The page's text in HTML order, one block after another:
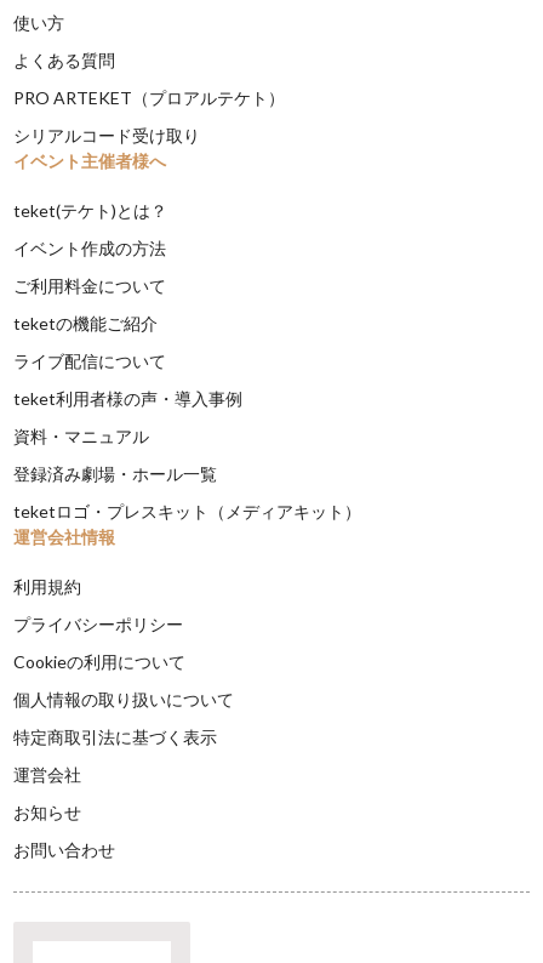
使い方
よくある質問
PRO ARTEKET（プロアルテケト）
シリアルコード受け取り
イベント主催者様へ
teket(テケト)とは？
イベント作成の方法
ご利用料金について
teketの機能ご紹介
ライブ配信について
teket利用者様の声・導入事例
資料・マニュアル
登録済み劇場・ホール一覧
teketロゴ・プレスキット（メディアキット）
運営会社情報
利用規約
プライバシーポリシー
Cookieの利用について
個人情報の取り扱いについて
特定商取引法に基づく表示
運営会社
お知らせ
お問い合わせ